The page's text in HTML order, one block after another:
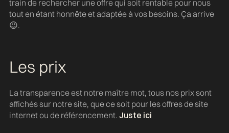
train de rechercher une offre qui soit rentable pour nous
tout en étant honnête et adaptée à vos besoins. Ça arrive
😉.
Les prix
La transparence est notre maître mot, tous nos prix sont
affichés sur notre site, que ce soit pour les offres de site
internet ou de référencement. Juste ici